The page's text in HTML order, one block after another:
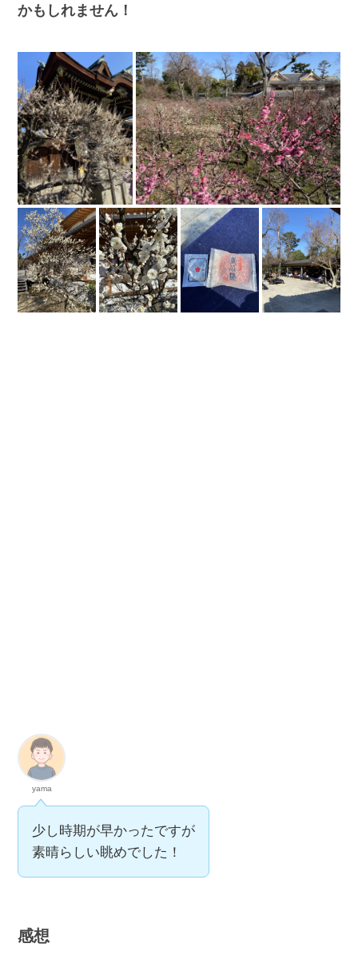
かもしれません！
yama
少し時期が早かったですが
素晴らしい眺めでした！
感想